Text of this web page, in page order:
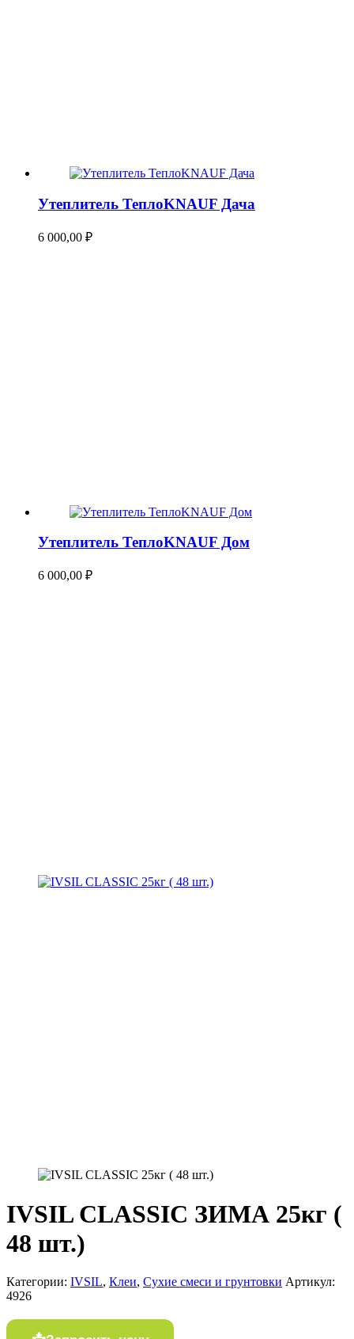
Утеплитель ТеплоKNAUF Дача
6 000,00 ₽
Утеплитель ТеплоKNAUF Дом
6 000,00 ₽
IVSIL CLASSIC ЗИМА 25кг (
48 шт.)
Категории: IVSIL, Клеи, Сухие смеси и грунтовки Артикул:
4926